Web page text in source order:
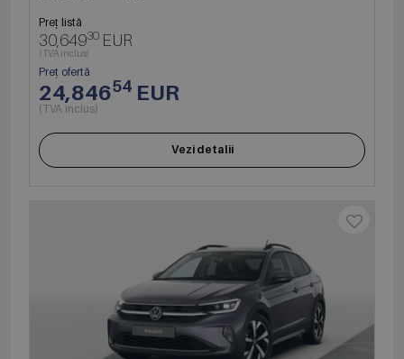
Preț listă
30,64930 EUR
(TVA inclus)
Preț ofertă
24,84654 EUR
(TVA inclus)
Vezi detalii